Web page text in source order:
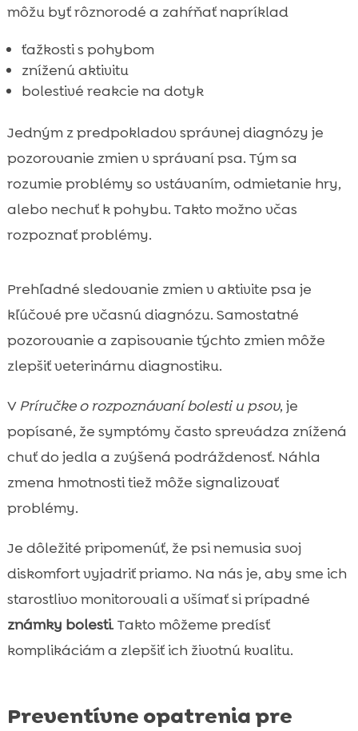
môžu byť rôznorodé a zahŕňať napríklad
ťažkosti s pohybom
zníženú aktivitu
bolestivé reakcie na dotyk
Jedným z predpokladov správnej diagnózy je
pozorovanie zmien v správaní psa. Tým sa
rozumie problémy so vstávaním, odmietanie hry,
alebo nechuť k pohybu. Takto možno včas
rozpoznať problémy.
Prehľadné sledovanie zmien v aktivite psa je
kľúčové pre včasnú diagnózu. Samostatné
pozorovanie a zapisovanie týchto zmien môže
zlepšiť veterinárnu diagnostiku.
VPríručke o rozpoznávaní bolesti u psov, je
popísané, že symptómy často sprevádza znížená
chuť do jedla a zvýšená podráždenosť. Náhla
zmena hmotnosti tiež môže signalizovať
problémy.
Je dôležité pripomenúť, že psi nemusia svoj
diskomfort vyjadriť priamo. Na nás je, aby sme ich
starostlivo monitorovali a všímať si prípadné
známky bolesti. Takto môžeme predísť
komplikáciám a zlepšiť ich životnú kvalitu.
Preventívne opatrenia pre